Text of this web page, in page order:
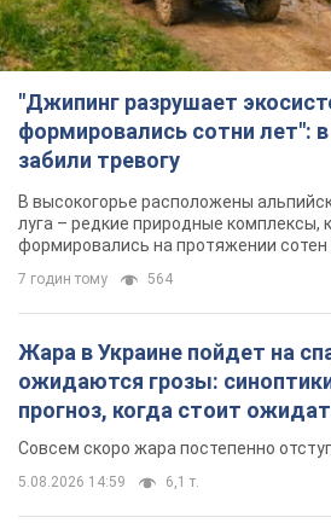
"Джипинг разрушает
формировались сотни лет":
забили тревогу
В высокогорье расположены
луга – редкие природные комплексы,
формировались на протяжении сотен
7 годин тому 564
Жара в Украине пойдет на
ожидаются грозы:
прогноз, когда стоит
изменения погоды
Совсем скоро жара постепенно
5.08.2026 14:59 6,1 т.